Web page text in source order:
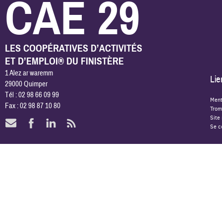
CAE 29
LES COOPÉRATIVES D’ACTIVITÉS
ET D’EMPLOI® DU FINISTÈRE
1 Alez ar waremm
29000 Quimper
Tél : 02 98 66 09 99
Fax : 02 98 87 10 80
Site
Se